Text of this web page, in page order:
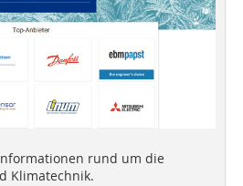
rund um die
Klimatechnik.